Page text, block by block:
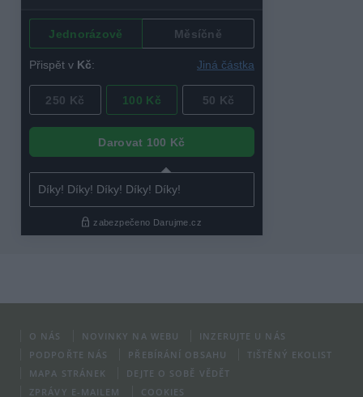
O NÁS NOVINKY NA WEBU
INZERUJTE U NÁS
PODPOŘTE NÁS
PŘEBÍRÁNÍ OBSAHU
TIŠTĚNÝ EKOLIST
MAPA STRÁNEK
DEJTE O SOBĚ VĚDĚT
ZPRÁVY E-MAILEM
COOKIES